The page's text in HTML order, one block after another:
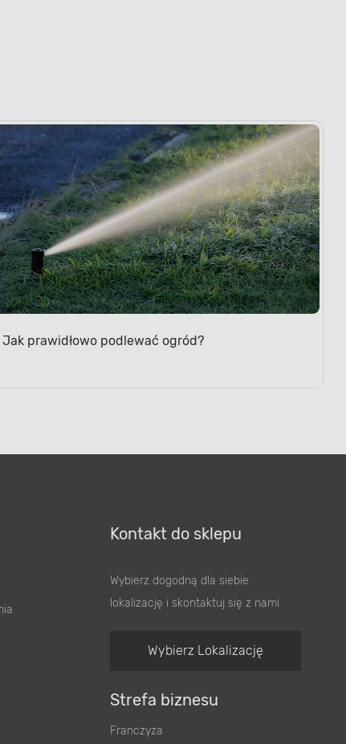
Jak prawidłowo podlewać ogród?
Kontakt do sklepu
Wybierz dogodną dla siebie
lokalizację i skontaktuj się z nami
Wybierz Lokalizację
Strefa biznesu
Franczyza